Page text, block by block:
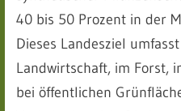
40 bis 50 Prozent in der
Dieses Landesziel
Landwirtschaft, im Forst,
bei öffentlichen